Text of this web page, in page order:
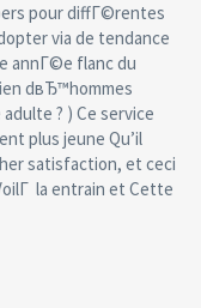
pour diffГ©rentes
via de tendance
annГ©e flanc du
dвЂ™hommes
? ) Ce service
plus jeune Qu’il
satisfaction, et ceci
la entrain et Cette